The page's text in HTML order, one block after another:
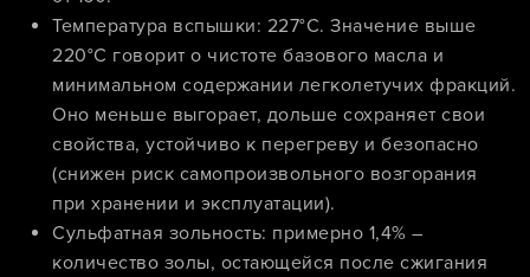
Температура вспышки: 227°C. Значение выше
220°C говорит о чистоте базового масла и
минимальном содержании легколетучих фракций.
Оно меньше выгорает, дольше сохраняет свои
свойства, устойчиво к перегреву и безопасно
(снижен риск самопроизвольного возгорания
при хранении и эксплуатации).
Сульфатная зольность: примерно 1,4% –
количество золы, остающейся после сжигания